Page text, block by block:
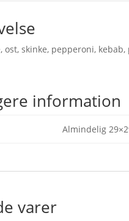
ost, skinke, pepperoni,
information
Almindelig
varer